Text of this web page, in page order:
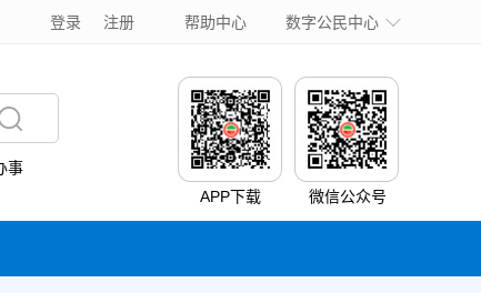
登录 注册 帮助中心 数字公民中心
事
APP下载
微信公众号